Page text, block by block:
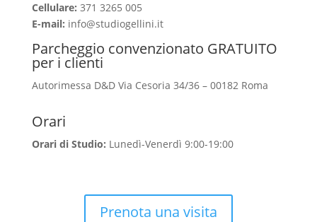
Cellulare: 371 3265 005
E-mail: info@studiogellini.it
Parcheggio convenzionato GRATUITO
per i clienti
Autorimessa D&D Via Cesoria 34/36 – 00182 Roma
Orari
Orari di Studio: Lunedì-Venerdì 9:00-19:00
Prenota una visita